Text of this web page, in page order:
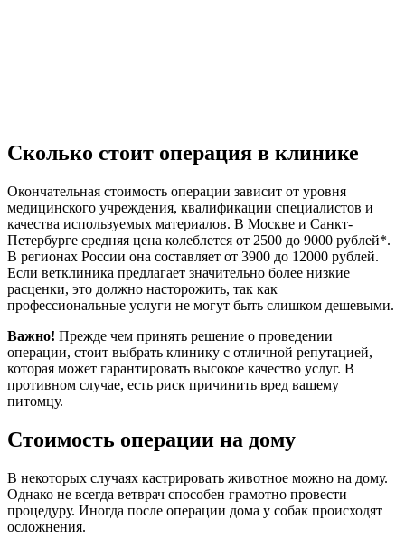
Сколько стоит операция в клинике
Окончательная стоимость операции зависит от уровня
медицинского учреждения, квалификации специалистов и
качества используемых материалов. В Москве и Санкт-
Петербурге средняя цена колеблется от 2500 до 9000 рублей*.
В регионах России она составляет от 3900 до 12000 рублей.
Если ветклиника предлагает значительно более низкие
расценки, это должно насторожить, так как
профессиональные услуги не могут быть слишком дешевыми.
Важно! Прежде чем принять решение о проведении
операции, стоит выбрать клинику с отличной репутацией,
которая может гарантировать высокое качество услуг. В
противном случае, есть риск причинить вред вашему
питомцу.
Стоимость операции на дому
В некоторых случаях кастрировать животное можно на дому.
Однако не всегда ветврач способен грамотно провести
процедуру. Иногда после операции дома у собак происходят
осложнения.